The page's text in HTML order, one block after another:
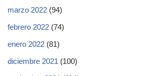
marzo 2022 (94)
febrero 2022 (74)
enero 2022 (81)
diciembre 2021 (100)